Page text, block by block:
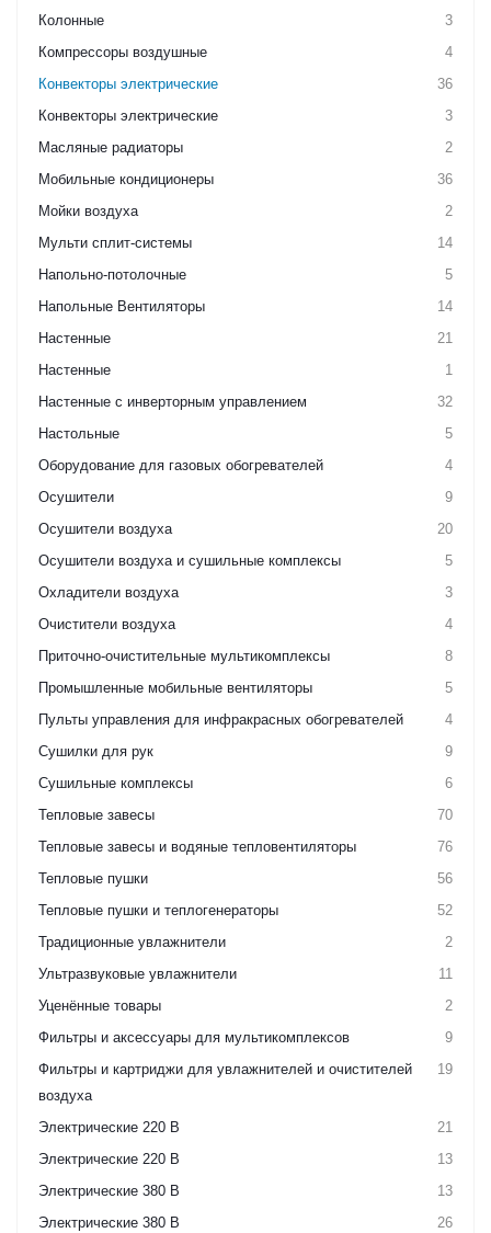
Колонные
3
Компрессоры воздушные
4
Конвекторы электрические
36
Конвекторы электрические
3
Масляные радиаторы
2
Мобильные кондиционеры
36
Мойки воздуха
2
Мульти сплит-системы
14
Напольно-потолочные
5
Напольные Вентиляторы
14
Настенные
21
Настенные
1
Настенные с инверторным управлением
32
Настольные
5
Оборудование для газовых обогревателей
4
Осушители
9
Осушители воздуха
20
Осушители воздуха и сушильные комплексы
5
Охладители воздуха
3
Очистители воздуха
4
Приточно-очистительные мультикомплексы
8
Промышленные мобильные вентиляторы
5
Пульты управления для инфракрасных обогревателей
4
Сушилки для рук
9
Сушильные комплексы
6
Тепловые завесы
70
Тепловые завесы и водяные тепловентиляторы
76
Тепловые пушки
56
Тепловые пушки и теплогенераторы
52
Традиционные увлажнители
2
Ультразвуковые увлажнители
11
Уценённые товары
2
Фильтры и аксессуары для мультикомплексов
9
Фильтры и картриджи для увлажнителей и очистителей
воздуха
19
Электрические 220 В
21
Электрические 220 В
13
Электрические 380 В
13
Электрические 380 В
26